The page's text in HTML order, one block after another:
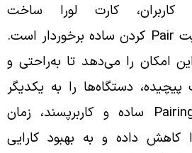
کاربران، کارت لورا ساخت
فیدارالکترونیک از قابلیت Pair کردن ساده برخوردار است.
امکان را می‌دهد تا به‌راحتی و
دستگاه‌ها را به یکدیگر
متصل کنند. فرآیند Pairing ساده و کاربرپسند، زمان
کاهش داده و به بهبود کارایی